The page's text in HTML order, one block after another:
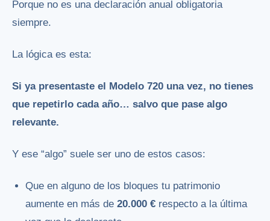
Porque no es una declaración anual obligatoria
siempre.
La lógica es esta:
Si ya presentaste el Modelo 720 una vez, no tienes
que repetirlo cada año… salvo que pase algo
relevante.
Y ese “algo” suele ser uno de estos casos:
Que en alguno de los bloques tu patrimonio
aumente en más de20.000 € respecto a la última